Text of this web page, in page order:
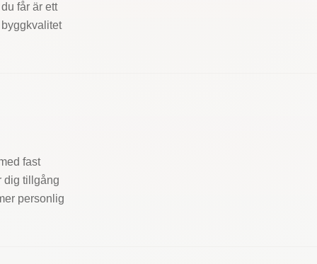
får är ett
fast
dig tillgång
personlig